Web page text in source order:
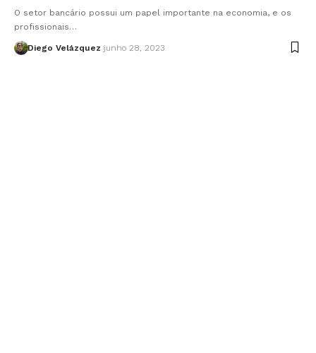
O setor bancário possui um papel importante na economia, e os
profissionais…
Diego Velázquez junho 28, 2023